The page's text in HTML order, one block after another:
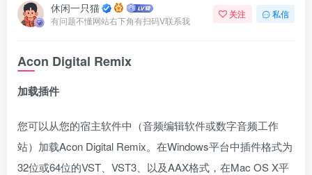
休闲一只猫
有问题不懂网站右下角有扫码V联系我
关注 私信
Acon Digital Remix
加载插件
您可以从您的宿主软件中（音频编辑软件或数字音频工作
站）加载Acon Digital Remix。在Windows平台中插件格式为
32位或64位的VST、VST3、以及AAX格式，在Mac OS X平